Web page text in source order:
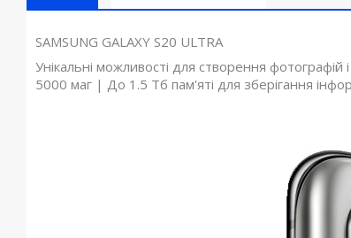
SAMSUNG GALAXY S20 ULTRA
Унікальні можливості для створення
5000 маг | До 1.5 Тб пам'яті для зберігання